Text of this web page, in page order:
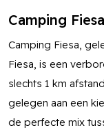
Camping
Camping Fiesa,
Fiesa, is een
slechts 1 km
gelegen aan een
de perfecte mix